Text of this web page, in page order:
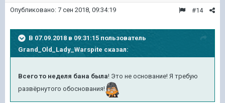
#14
Опубликовано: 7 сен 2018, 09:34:19
В 07.09.2018 в 09:31:15 пользователь
Grand_Old_Lady_Warspite сказал:
Всего то неделя бана была! Это не основание! Я требую
развёрнутого обоснования!